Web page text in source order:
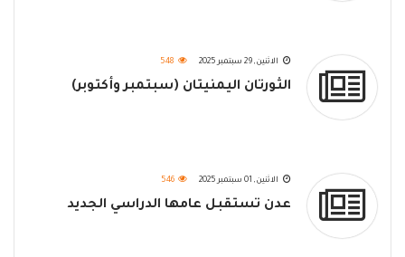
الاثنين, 29 سبتمبر 2025 548
الثورتان اليمنيتان (سبتمبر وأكتوبر)
الاثنين, 01 سبتمبر 2025 546
عدن تستقبل عامها الدراسي الجديد